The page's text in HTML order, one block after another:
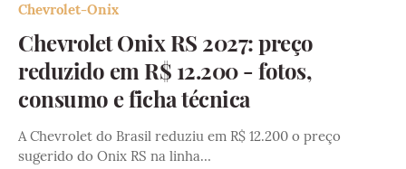
Chevrolet-Onix
Chevrolet Onix RS 2027: preço
reduzido em R$ 12.200 - fotos,
consumo e ficha técnica
A Chevrolet do Brasil reduziu em R$ 12.200 o preço
sugerido do Onix RS na linha…